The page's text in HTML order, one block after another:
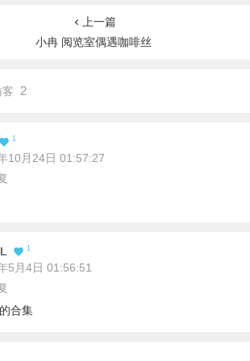
上一篇
小冉 阅览室偶遇咖啡丝
客 2
1
10月24日 01:57:27
1
5月4日 01:56:51
合集